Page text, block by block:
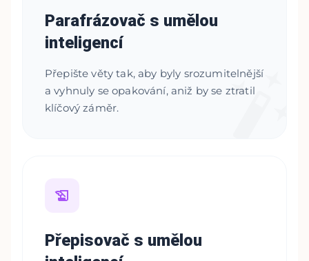
Parafrázovač s umělou
inteligencí
Přepište věty tak, aby byly srozumitelnější
a vyhnuly se opakování, aniž by se ztratil
klíčový záměr.
Přepisovač s umělou